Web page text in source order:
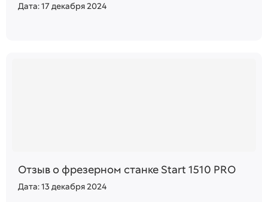
Дата: 17 декабря 2024
Отзыв о фрезерном станке Start 1510 PRO
Дата: 13 декабря 2024